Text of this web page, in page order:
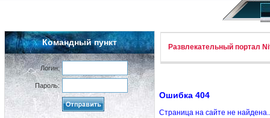
Командный пункт
Логин:
Пароль:
Развлекательный портал
Ошибка 404
Страница на сайте не